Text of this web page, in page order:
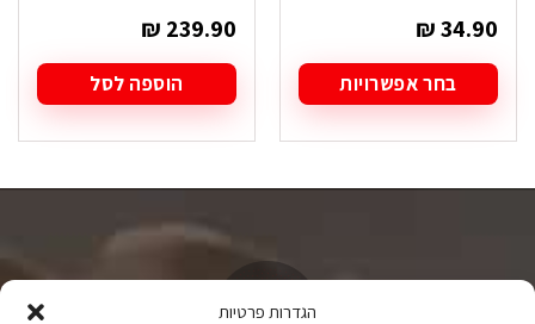
הגדרות פרטיות
₪34.90
בחר אפשרויות
זה
מספר
₪ 239.90
הוספה לסל